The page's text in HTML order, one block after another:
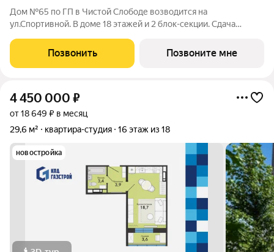
Дом №65 по ГП в Чистой Слободе возводится на
ул.Спортивной. В доме 18 этажей и 2 блок-секции. Сдача
жителей в доме предусмотрены: видеонаблюдение в местах
общего пользования и во дворе,
Позвонить Позвоните мне
4 450 000 ₽
от 18 649 ₽ в месяц
29,6 м²
квартира-студия 16 этаж из 18
новостройка